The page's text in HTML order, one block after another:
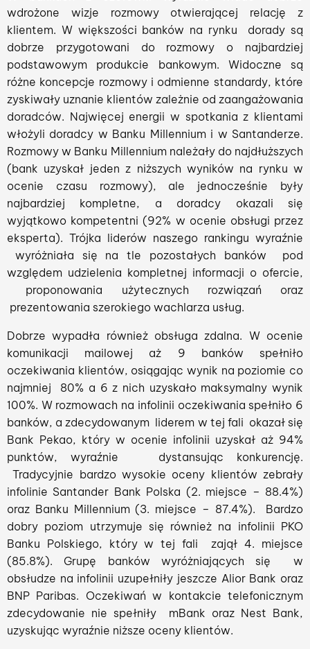
wdrożone wizje rozmowy otwierającej relację z
klientem. W większości banków na rynku dorady są
dobrze przygotowani do rozmowy o najbardziej
podstawowym produkcie bankowym. Widoczne są
różne koncepcje rozmowy i odmienne standardy, które
zyskiwały uznanie klientów zależnie od zaangażowania
doradców. Najwięcej energii w spotkania z klientami
włożyli doradcy w Banku Millennium i w Santanderze.
Rozmowy w Banku Millennium należały do najdłuższych
(bank uzyskał jeden z niższych wyników na rynku w
ocenie czasu rozmowy), ale jednocześnie były
najbardziej kompletne, a doradcy okazali się
wyjątkowo kompetentni (92% w ocenie obsługi przez
eksperta). Trójka liderów naszego rankingu wyraźnie
wyróżniała się na tle pozostałych banków pod
względem udzielenia kompletnej informacji o ofercie,
proponowania użytecznych rozwiązań oraz
prezentowania szerokiego wachlarza usług.
Dobrze wypadła również obsługa zdalna. W ocenie
komunikacji mailowej aż 9 banków spełniło
oczekiwania klientów, osiągając wynik na poziomie co
najmniej 80% a 6 z nich uzyskało maksymalny wynik
100%. W rozmowach na infolinii oczekiwania spełniło 6
banków, a zdecydowanym liderem w tej fali okazał się
Bank Pekao, który w ocenie infolinii uzyskał aż 94%
punktów, wyraźnie dystansując konkurencję.
Tradycyjnie bardzo wysokie oceny klientów zebrały
infolinie Santander Bank Polska (2. miejsce – 88.4%)
oraz Banku Millennium (3. miejsce – 87.4%). Bardzo
dobry poziom utrzymuje się również na infolinii PKO
Banku Polskiego, który w tej fali zajął 4. miejsce
(85.8%). Grupę banków wyróżniających się w
obsłudze na infolinii uzupełniły jeszcze Alior Bank oraz
BNP Paribas. Oczekiwań w kontakcie telefonicznym
zdecydowanie nie spełniły mBank oraz Nest Bank,
uzyskując wyraźnie niższe oceny klientów.